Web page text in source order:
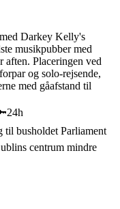
Darkey Kelly's
musikpubber med
aften. Placeringen ved
og solo-rejsende,
med gåafstand til
24h
til busholdet Parliament
centrum mindre